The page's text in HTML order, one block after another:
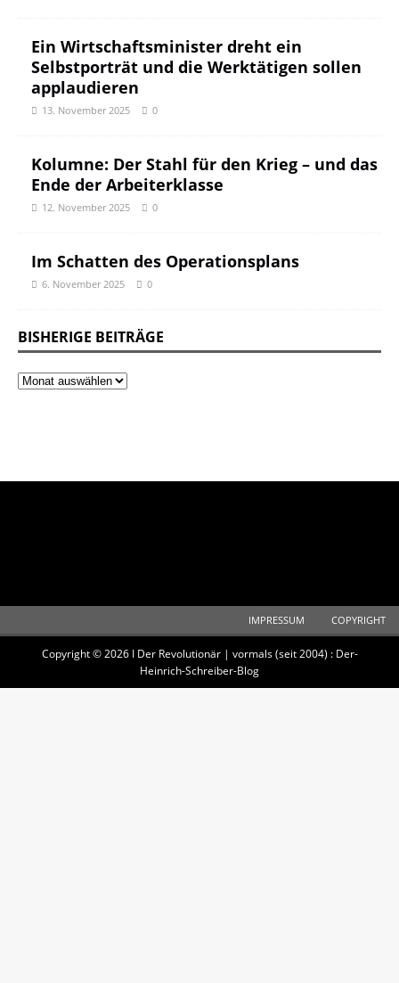
Ein Wirtschaftsminister dreht ein
Selbstporträt und die Werktätigen sollen
applaudieren
13. November 2025 0
Kolumne: Der Stahl für den Krieg – und das
Ende der Arbeiterklasse
12. November 2025 0
Im Schatten des Operationsplans
6. November 2025 0
BISHERIGE BEITRÄGE
IMPRESSUM COPYRIGHT
Copyright © 2026 I Der Revolutionär | vormals (seit 2004) : Der-
Heinrich-Schreiber-Blog